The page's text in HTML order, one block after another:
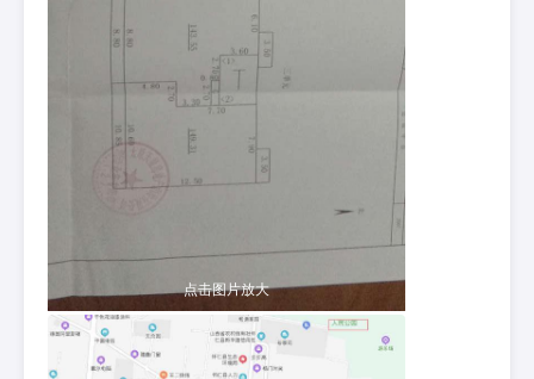
点击图片放大